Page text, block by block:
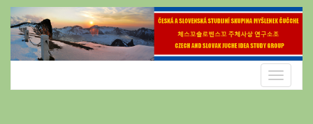
Skip
content
Toggle